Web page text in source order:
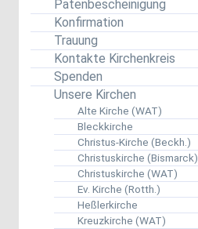
Patenbescheinigung
Konfirmation
Trauung
Kontakte Kirchenkreis
Spenden
Unsere Kirchen
Alte Kirche (WAT)
Bleckkirche
Christus-Kirche (Beckh.)
Christuskirche (Bismarck)
Christuskirche (WAT)
Ev. Kirche (Rotth.)
Heßlerkirche
Kreuzkirche (WAT)